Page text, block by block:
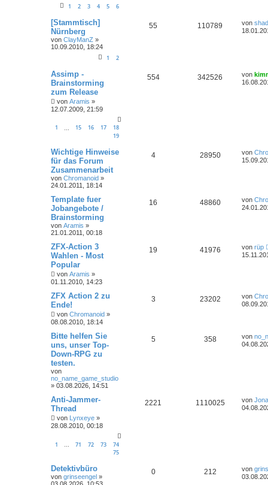
1 2 3 4 5 6
[Stammtisch]
Nürnberg
von ClayManZ »
10.09.2010, 18:24
1 2
55 110789 von
Assimp -
Brainstorming
zum Release
von Aramis »
12.07.2009, 21:59
1 15 16 17
18
19
554 342526 von
Wichtige Hinweise
für das Forum
Zusammenarbeit
von Chromanoid »
24.01.2011, 18:14
4 28950 von
Template fuer
Jobangebote /
Brainstorming
von Aramis »
21.01.2011, 00:18
16 48860 von
ZFX-Action 3
Wahlen - Most
Popular
von Aramis »
01.11.2010, 14:23
19 41976 von rüp
ZFX Action 2 zu
Ende!
von Chromanoid »
08.08.2010, 18:14
3 23202 von
Bitte helfen Sie
uns, unser Top-
Down-RPG zu
testen.
von
no_name_game_studio
» 03.08.2026, 14:51
5 358 von
Anti-Jammer-
Thread
von Lynxeye »
28.08.2010, 00:18
1 … 71 72 73
74
75
2221 1110025 von
Detektivbüro
von grinseengel »
0 212 von